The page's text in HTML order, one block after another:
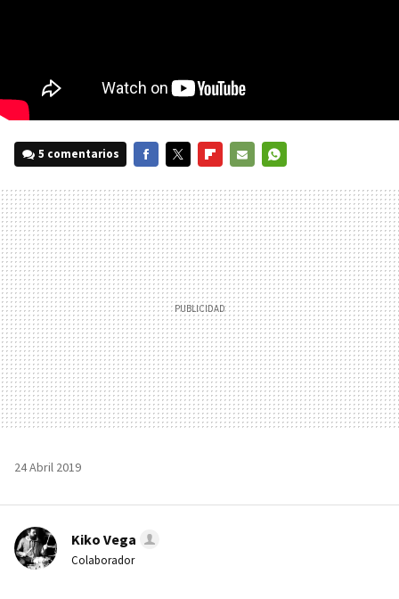
5 comentarios
MAIL
24 Abril 2019
Kiko Vega
Colaborador